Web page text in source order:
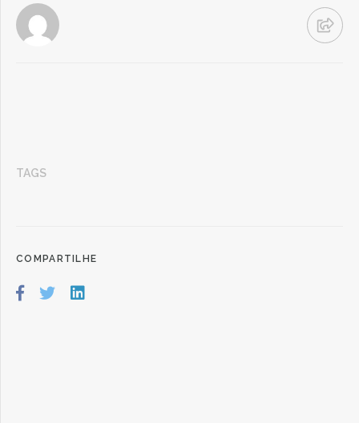
TAGS
COMPARTILHE